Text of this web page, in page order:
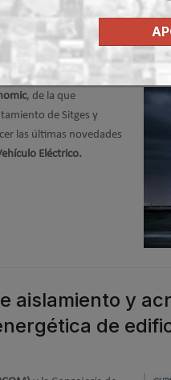
Sostenible y
, de la que
de Sitges y
las últimas novedades
Eléctrico.
aislamiento y
de